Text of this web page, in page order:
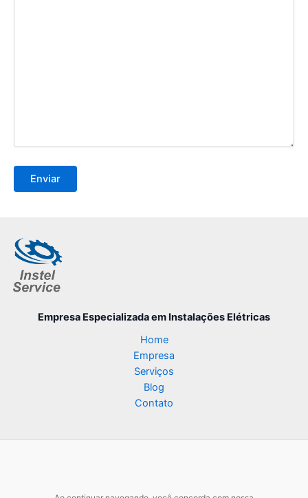
Empresa Especializadaem Instalações Elétricas
Home
Empresa
Serviços
Blog
Contato